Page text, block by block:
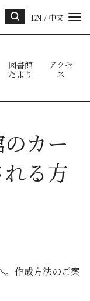
ト内
EN / 中文
図書館
だより
アクセ
ス
のカー
る方
。作成方法のご案